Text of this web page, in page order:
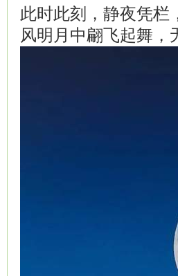
此时此刻，静夜凭栏
风明月中翩飞起舞，